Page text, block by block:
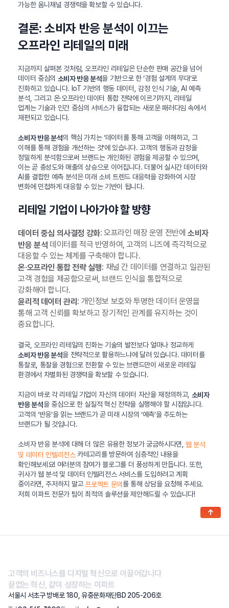
가능한 옴니채널 경쟁력을 확보할 수 있습니다.
결론: 소비자 반응 분석이 이끄는
오프라인 리테일의 미래
지금까지 살펴본 것처럼, 오프라인 리테일은 단순한 판매 공간을 넘어
데이터 중심의 소비자 반응 분석을 기반으로 한 ‘경험 설계의 무대’로
진화하고 있습니다. IoT 기반의 행동 데이터, 감정 인식 기술, AI 예측
분석, 그리고 온·오프라인 데이터 통합 전략에 이르기까지, 리테일
업계는 기술과 인간 중심의 서비스가 융합되는 새로운 패러다임 속에서
재편되고 있습니다.
소비자 반응 분석의 핵심 가치는 ‘데이터를 통해 고객을 이해하고, 그
이해를 통해 경험을 개선하는 것’에 있습니다. 고객의 행동과 감정을
정밀하게 분석함으로써 브랜드는 개인화된 경험을 제공할 수 있으며,
이는 곧 충성도와 매출의 상승으로 이어집니다. 더불어 실시간 데이터와
AI를 결합한 예측 분석은 미래 소비 트렌드 대응력을 강화하여 시장
변화에 민첩하게 대응할 수 있는 기반이 됩니다.
리테일 기업이 나아가야 할 방향
데이터 중심 의사결정 강화: 오프라인 매장 운영 전반에 소비자
반응 분석 데이터를 적극 반영하여, 고객의 니즈에 즉각적으로
대응할 수 있는 체계를 구축해야 합니다.
온·오프라인 통합 전략 실행: 채널 간 데이터를 연결하고 일관된
고객 경험을 제공함으로써, 브랜드 인식을 통합적으로
강화해야 합니다.
윤리적 데이터 관리 : 개인정보 보호와 투명한 데이터 운영을
통해 고객 신뢰를 확보하고 장기적인 관계를 유지하는 것이
중요합니다.
결국, 오프라인 리테일의 진화는 기술의 발전보다 얼마나 정교하게
소비자 반응 분석을 전략적으로 활용하느냐에 달려 있습니다. 데이터를
통찰로, 통찰을 경험으로 전환할 수 있는 브랜드만이 새로운 리테일
환경에서 차별화된 경쟁력을 확보할 수 있습니다.
지금이 바로 각 리테일 기업이 자신의 데이터 자산을 재정의하고, 소비자
반응 분석을 중심으로 한 실질적 혁신 전략을 실행해야 할 시점입니다.
고객의 ‘반응’을 읽는 브랜드가 곧 미래 시장의 ‘예측’을 주도하는
브랜드가 될 것입니다.
소비자 반응 분석에 대해 더 많은 유용한 정보가 궁금하시다면,웹 분석
및 데이터 인텔리전스카테고리를 방문하여 심층적인 내용을
확인해보세요! 여러분의 참여가 블로그를 더 풍성하게 만듭니다. 또한,
귀사가 웹 분석 및 데이터 인텔리전스 서비스를 도입하려고 계획
중이라면, 주저하지 말고 프로젝트 문의 를 통해 상담을 요청해 주세요.
저희 이파트 전문가 팀이 최적의 솔루션을 제안해드릴 수 있습니다!
고객의 비즈니스를 디지털 혁신으로 이끌어갑니다
끝없는 혁신, 같이 성장하는 이파트
서울시 서초구 방배로 180, 유중문화재단BD 205-206호
↑